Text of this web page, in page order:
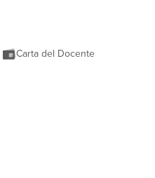
Carta del Docente